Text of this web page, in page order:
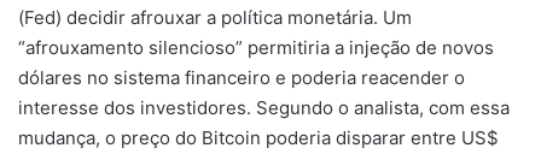
(Fed) decidir afrouxar a política monetária. Um
“afrouxamento silencioso” permitiria a injeção de novos
dólares no sistema financeiro e poderia reacender o
interesse dos investidores. Segundo o analista, com essa
mudança, o preço do Bitcoin poderia disparar entre US$